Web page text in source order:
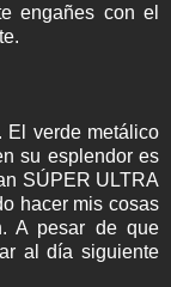
engañes con el
El verde metálico
su esplendor es
SÚPER ULTRA
hacer mis cosas
A pesar de que
al día siguiente